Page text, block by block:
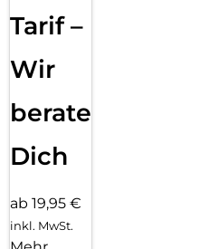
Tarif –
Wir
beraten
Dich
ab 19,95 €
inkl. MwSt.